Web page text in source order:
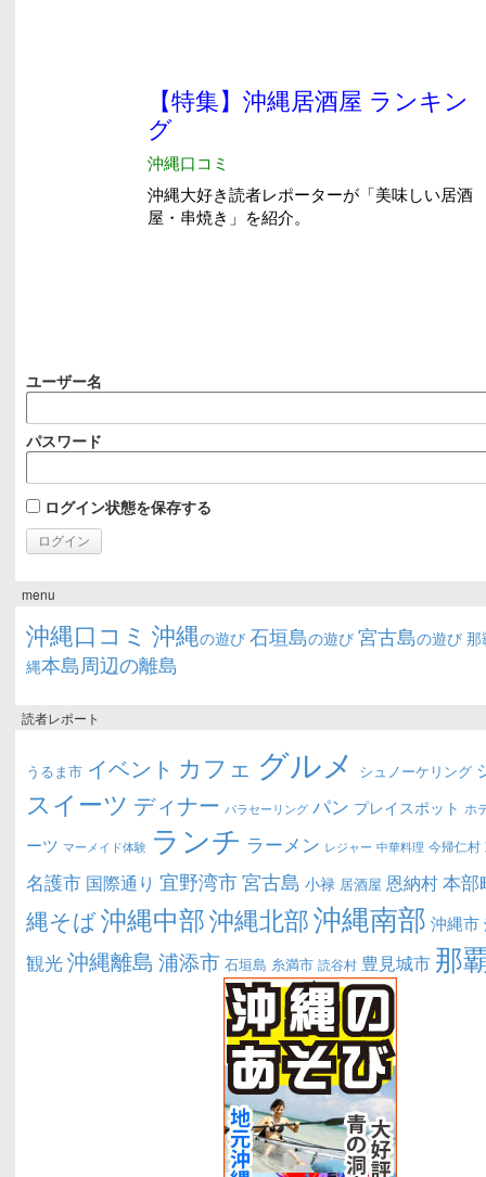
ユーザー名
パスワード
ログイン状態を保存する
menu
沖縄口コミ 沖縄の遊び 石垣島の遊び 宮古島の遊び 那
縄本島周辺の離島
読者レポート
うるま市 イベント カフェ グルメ シュノーケリング
スイーツ ディナー パラセーリング パン プレイスポット ホ
ーツ マーメイド体験 ランチ ラーメン レジャー 中華料理 今帰仁村
名護市 国際通り 宜野湾市宮古島 小禄 居酒屋 恩納村本部
縄そば沖縄中部沖縄北部沖縄南部 沖縄市
観光沖縄離島 浦添市 石垣島 糸満市 読谷村 豊見城市 那